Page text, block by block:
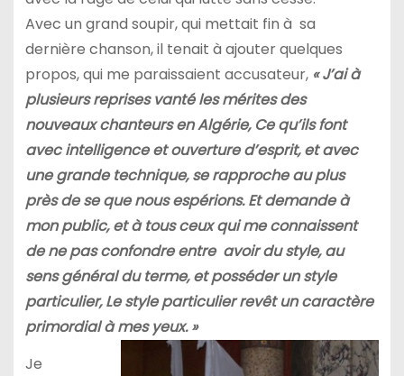
Avec un grand soupir, qui mettait fin à sa
dernière chanson, il tenait à ajouter quelques
propos, qui me paraissaient accusateur, « J’ai à
plusieurs reprises vanté les mérites des
nouveaux chanteurs en Algérie, Ce qu’ils font
avec intelligence et ouverture d’esprit, et avec
une grande technique, se rapproche au plus
près de se que nous espérions. Et demande à
mon public, et à tous ceux qui me connaissent
de ne pas confondre entre avoir du style, au
sens général du terme, et posséder un style
particulier,Le style particulierrevêt un caractère
primordial à mes yeux. »
Je